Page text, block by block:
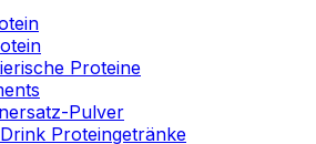
Proteine
Pulver
Proteingetränke